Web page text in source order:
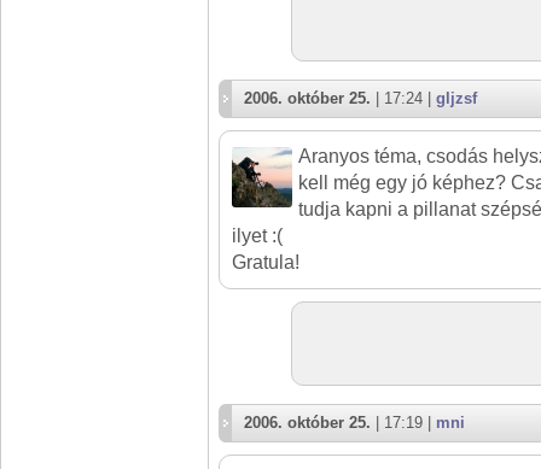
2006. október 25. | 17:24 | gljzsf
Aranyos téma, csodás
kell még egy jó képhez?
tudja kapni a pillanat
ilyet :(
Gratula!
2006. október 25. | 17:19 | mni